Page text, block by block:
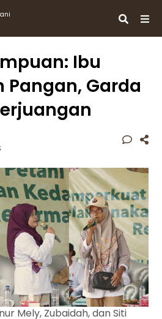
Ibu
Pangan, Garda
Mely, Zubaidah, dan Siti